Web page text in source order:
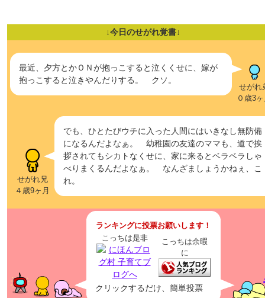
↓今日のせがれ覚書↓
最近、夕方とかＯＮが抱っこすると泣くくせに、嫁が
抱っこすると泣きやんだりする。 クソ。
せがれ
０歳3
せがれ兄
４歳9ヶ月
でも、ひとたびウチに入った人間にはいきなし無防備
になるんだよなぁ。 幼稚園の友達のママも、道で挨
拶されてもシカトなくせに、家に来るとベラベラしゃ
べりまくるんだよなぁ。 なんざましょうかねぇ、こ
れ。
ランキングに投票お願いします！
こっちは是非
こっちは余暇
に
クリックするだけ、簡単投票